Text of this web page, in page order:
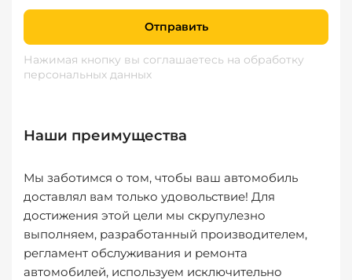
Отправить
Нажимая кнопку вы соглашаетесь на обработку
персональных данных
Наши преимущества
Мы заботимся о том, чтобы ваш автомобиль
доставлял вам только удовольствие! Для
достижения этой цели мы скрупулезно
выполняем, разработанный производителем,
регламент обслуживания и ремонта
автомобилей, используем исключительно